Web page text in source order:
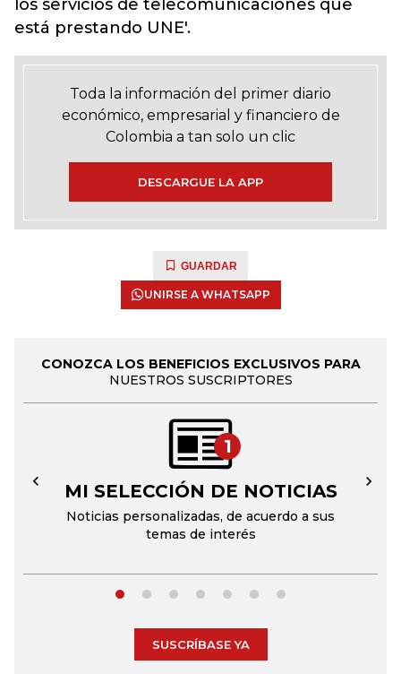
los servicios de telecomunicaciones que
está prestando UNE'.
Toda la información del primer diario
económico, empresarial y financiero de
Colombia a tan solo un clic
DESCARGUE LA APP
GUARDAR
UNIRSE A WHATSAPP
CONOZCA LOS BENEFICIOS EXCLUSIVOS PARA
NUESTROS SUSCRIPTORES
1
MI SELECCIÓN DE NOTICIAS
Noticias personalizadas, de acuerdo a sus
temas de interés
← →
SUSCRÍBASE YA